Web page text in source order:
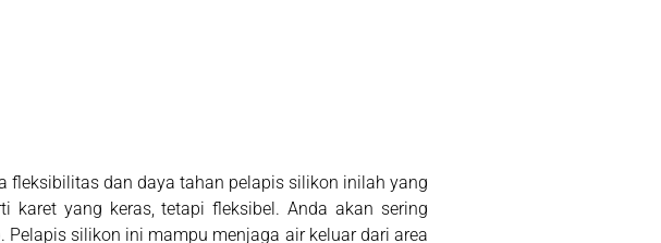
fleksibilitas dan daya tahan pelapis silikon inilah yang
yang keras, tetapi fleksibel. Anda akan sering
silikon ini mampu menjaga air keluar dari area